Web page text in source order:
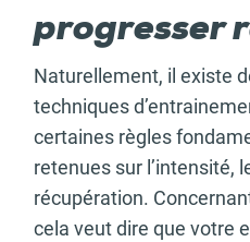
progresser
Naturellement, il existe
techniques
certaines règles
retenues sur l’intensité,
récupération.
cela veut dire que votre